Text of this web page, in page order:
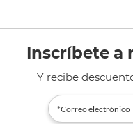
Inscríbete a
Y recibe